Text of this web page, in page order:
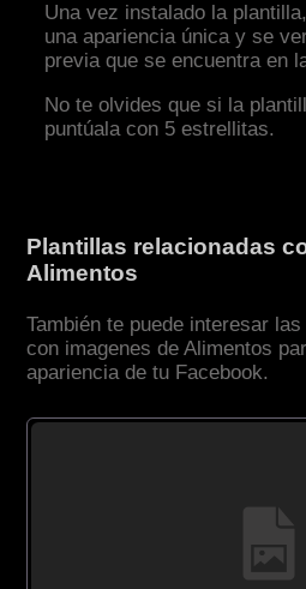
Una vez instalado la
una apariencia única y se
previa que se encuentra en
No te olvides que si la
puntúala con 5 estrellitas.
Plantillas relacionadas
Alimentos
También te puede interesar
con imagenes de Alimentos
apariencia de tu Facebook.